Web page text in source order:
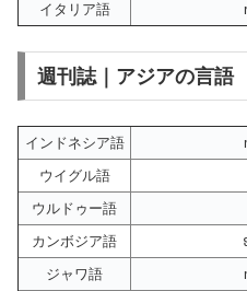
イタリア語
週刊誌｜アジアの言語
インドネシア語
ウイグル語
ウルドゥー語
カンボジア語
ジャワ語